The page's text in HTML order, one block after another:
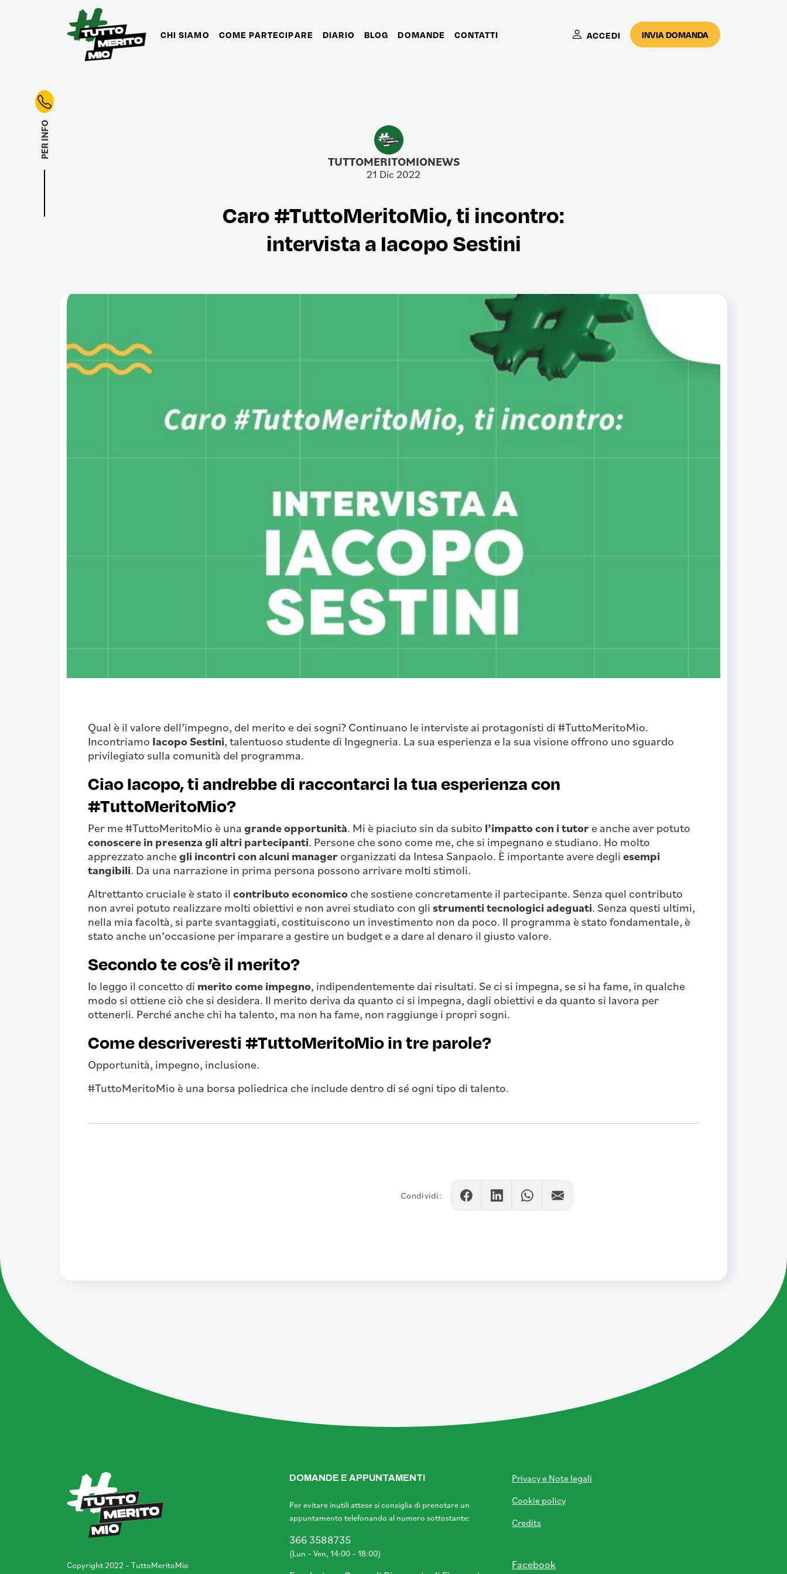
CHI SIAMO COME PARTECIPARE DIARIO BLOG DOMANDE CONTATTI ACCEDI INVIA DOMANDA
Contatti
PER INFO
TUTTOMERITOMIONEWS
21 Dic 2022
Caro #TuttoMeritoMio, ti incontro:
intervista a Iacopo Sestini
Qual è il valore dell’impegno, del merito e dei sogni? Continuano le interviste ai protagonisti di #TuttoMeritoMio.
Incontriamo Iacopo Sestini, talentuoso studente di Ingegneria. La sua esperienza e la sua visione offrono uno sguardo
privilegiato sulla comunità del programma.
Ciao Iacopo, ti andrebbe di raccontarci la tua esperienza con
#TuttoMeritoMio?
Per me #TuttoMeritoMio è unagrande opportunità. Mi è piaciuto sin da subito l’impatto con i tutore anche aver potuto
conoscere in presenza gli altri partecipanti. Persone che sono come me, che si impegnano e studiano. Ho molto
apprezzato anchegli incontri con alcuni managerorganizzati da Intesa Sanpaolo. È importante avere degliesempi
tangibili. Da una narrazione in prima persona possono arrivare molti stimoli.
Altrettanto cruciale è stato ilcontributo economicoche sostiene concretamente il partecipante. Senza quel contributo
non avrei potuto realizzare molti obiettivi e non avrei studiato con glistrumenti tecnologici adeguati. Senza questi ultimi,
nella mia facoltà, si parte svantaggiati, costituiscono un investimento non da poco. Il programma è stato fondamentale, è
stato anche un’occasione per imparare a gestire un budget e a dare al denaro il giusto valore.
Secondo te cos’è il merito?
Io leggo il concetto di merito come impegno, indipendentemente dai risultati. Se ci si impegna, se si ha fame, in qualche
modo si ottiene ciò che si desidera. Il merito deriva da quanto ci si impegna, dagli obiettivi e da quanto si lavora per
ottenerli. Perché anche chi ha talento, ma non ha fame, non raggiunge i propri sogni.
Come descriveresti #TuttoMeritoMio in tre parole?
Opportunità, impegno, inclusione.
#TuttoMeritoMio è una borsa poliedrica che include dentro di sé ogni tipo di talento.
Condividi:
Copyright 2022 – TuttoMeritoMio
DOMANDE E APPUNTAMENTI
Per evitare inutili attese si consiglia di prenotare un
appuntamento telefonando al numero sottostante:
366 3588735
(Lun – Ven, 14:00 – 18:00)
Privacy e Note legali
Cookie policy
Credits
Facebook